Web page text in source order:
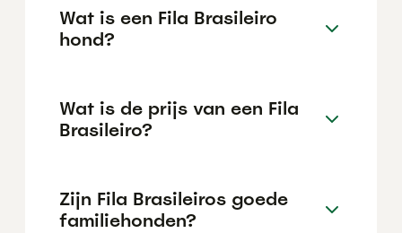
Wat is een Fila Brasileiro
hond?
Wat is de prijs van een Fila
Brasileiro?
Zijn Fila Brasileiros goede
familiehonden?